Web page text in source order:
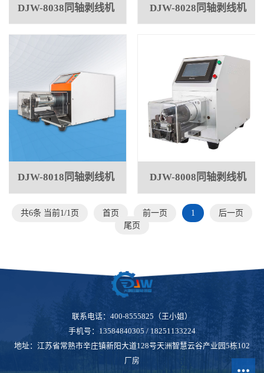
DJW-8038同轴剥线机 DJW-8028同轴剥线机
DJW-8018同轴剥线机 DJW-8008同轴剥线机
共6条 当前1/1页 首页 前一页 1
后一页
尾页
联系电话：400-8555825（王小姐）
手机号：13584840305 / 18251133224
地址：江苏省常熟市辛庄镇新阳大道128号天洲智慧云谷产业园5栋102
厂房